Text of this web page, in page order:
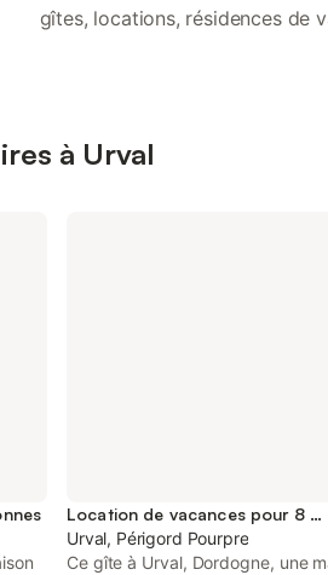
gîtes, locations, résidences de
à Urval
Location de vacances pour 8 personnes
Urval, Périgord Pourpre
Ce gîte à Urval, Dordogne, une